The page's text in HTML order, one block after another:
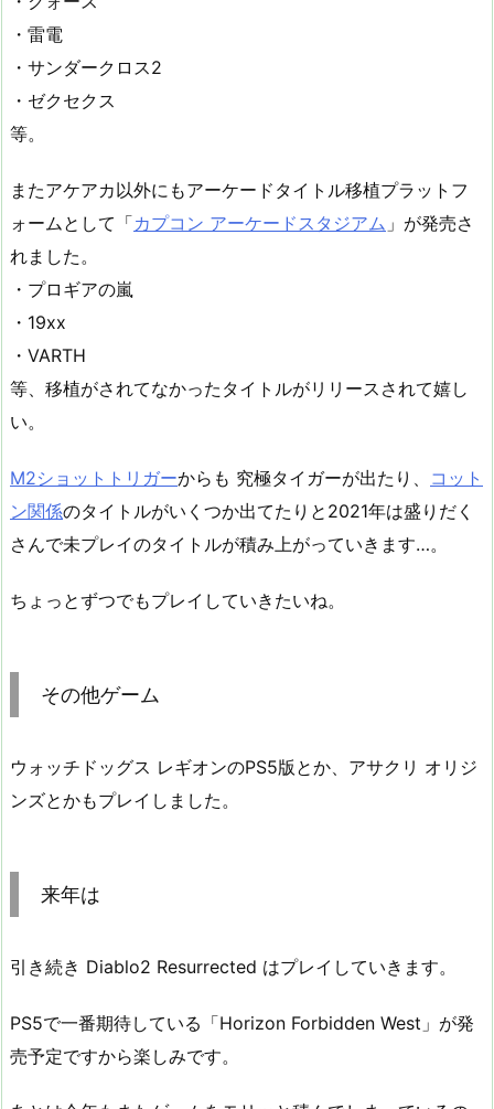
・雷電
・サンダークロス2
・ゼクセクス
等。
またアケアカ以外にもアーケードタイトル移植プラットフ
ォームとして「カプコン アーケードスタジアム 」が発売さ
れました。
・プロギアの嵐
・19xx
・VARTH
等、移植がされてなかったタイトルがリリースされて嬉し
い。
M2ショットトリガーからも 究極タイガーが出たり、 コット
ン関係のタイトルがいくつか出てたりと2021年は盛りだく
さんで未プレイのタイトルが積み上がっていきます…。
ちょっとずつでもプレイしていきたいね。
その他ゲーム
ウォッチドッグス レギオンのPS5版とか、アサクリ オリジ
ンズとかもプレイしました。
来年は
引き続き Diablo2 Resurrected はプレイしていきます。
PS5で一番期待している「Horizon Forbidden West」が発
売予定ですから楽しみです。